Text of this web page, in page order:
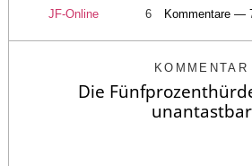
JF-Online 6 Kommentare —
KOMMENTAR
Die
unantastbar